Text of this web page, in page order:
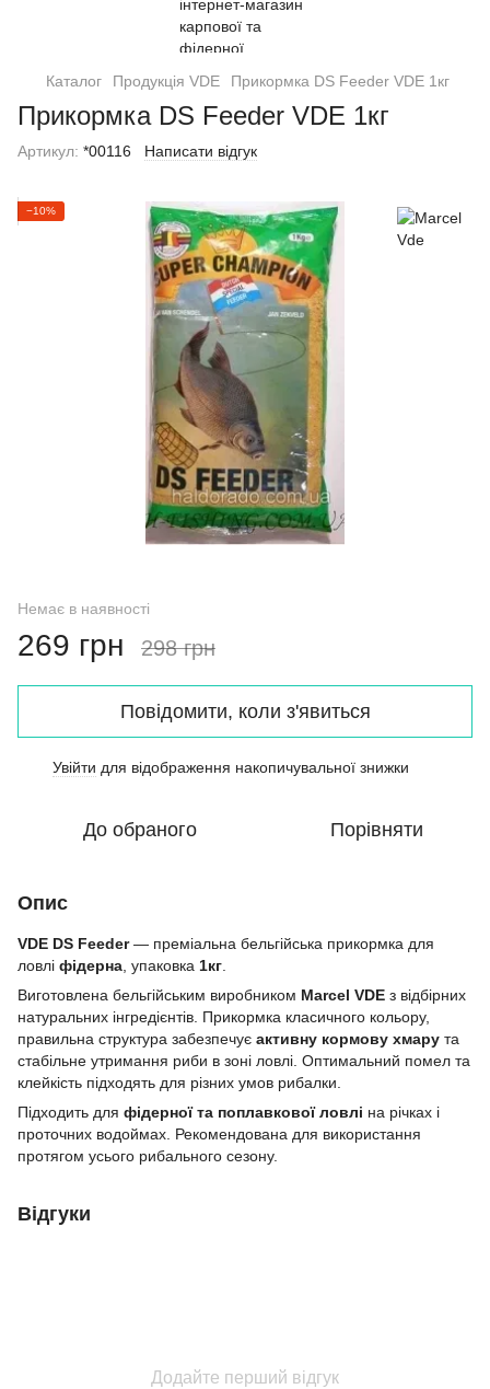
Каталог Продукція VDE Прикормка DS Feeder VDE 1кг
Прикормка DS Feeder VDE 1кг
Артикул: *00116 Написати відгук
−10%
Немає в наявності
269 грн 298 грн
Повідомити, коли з'явиться
Увійти для відображення накопичувальної знижки
До обраного Порівняти
Опис
VDE DS Feeder— преміальна бельгійська прикормка для
ловлі фідерна , упаковка 1кг
Виготовлена бельгійським виробником Marcel VDE з відбірних
натуральних інгредієнтів. Прикормка класичного кольору,
правильна структура забезпечує активну кормову хмару та
стабільне утримання риби в зоні ловлі. Оптимальний помел та
клейкість підходять для різних умов рибалки.
Підходить для фідерної та поплавкової ловлі на річках і
проточних водоймах. Рекомендована для використання
протягом усього рибального сезону.
Відгуки
Додайте перший відгук